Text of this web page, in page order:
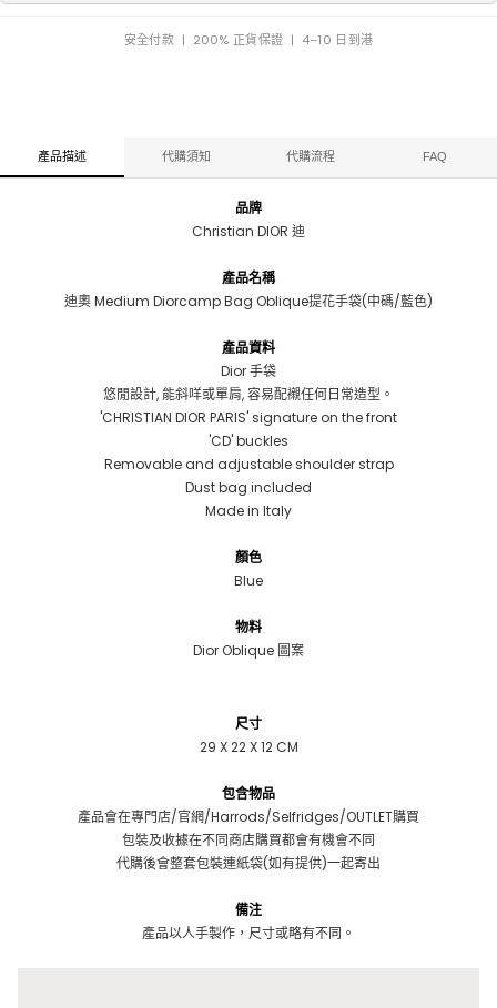
安全付款 | 200% 正貨保證 | 4–10 日到港
產品描述 代購須知 代購流程 FAQ
品牌
Christian DIOR 迪
產品名稱
迪奧 Medium Diorcamp Bag Oblique提花手袋(中碼/藍色)
產品資料
Dior 手袋
悠閒設計, 能斜咩或單肩, 容易配襯任何日常造型。
'CHRISTIAN DIOR PARIS' signature on the front
'CD' buckles
Removable and adjustable shoulder strap
Dust bag included
Made in Italy
顏色
Blue
物料
Dior Oblique 圖案
尺寸
29 X 22 X 12 CM
包含物品
產品會在專門店/官網/Harrods/Selfridges/OUTLET購買
包裝及收據在不同商店購買都會有機會不同
代購後會整套包裝連紙袋(如有提供)一起寄出
備注
產品以人手製作，尺寸或略有不同。